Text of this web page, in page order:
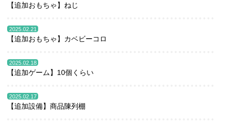
【追加おもちゃ】ねじ
2025.02.21
【追加おもちゃ】カベビーコロ
2025.02.18
【追加ゲーム】10個くらい
2025.02.17
【追加設備】商品陳列棚